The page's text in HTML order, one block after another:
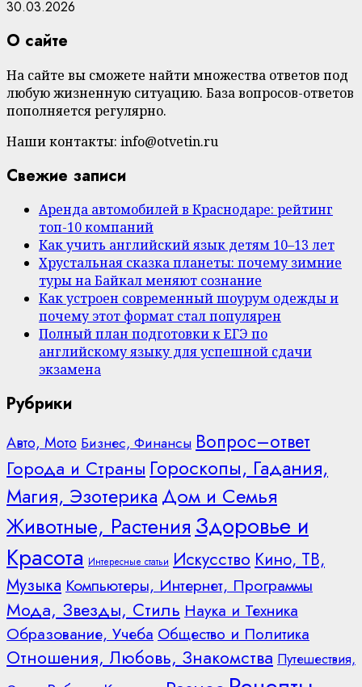
30.03.2026
О сайте
На сайте вы сможете найти множества ответов под
любую жизненную ситуацию. База вопросов-ответов
пополняется регулярно.
Наши контакты: info@otvetin.ru
Свежие записи
Аренда автомобилей в Краснодаре: рейтинг
топ-10 компаний
Как учить английский язык детям 10–13 лет
Хрустальная сказка планеты: почему зимние
туры на Байкал меняют сознание
Как устроен современный шоурум одежды и
почему этот формат стал популярен
Полный план подготовки к ЕГЭ по
английскому языку для успешной сдачи
экзамена
Рубрики
Авто, МотоБизнес, Финансы Вопрос–ответ
Города и Страны Гороскопы, Гадания,
Магия, Эзотерика Дом и Семья
Животные, Растения Здоровье и
Красота Интересные статьи Искусство Кино, ТВ,
Музыка Компьютеры, Интернет, Программы
Мода, Звезды, Стиль Наука и Техника
Образование, Учеба Общество и Политика
Отношения, Любовь, Знакомства Путешествия,